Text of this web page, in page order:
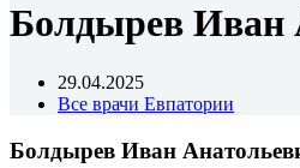
Болдырев Иван
29.04.2025
Все врачи Евпатории
Болдырев Иван